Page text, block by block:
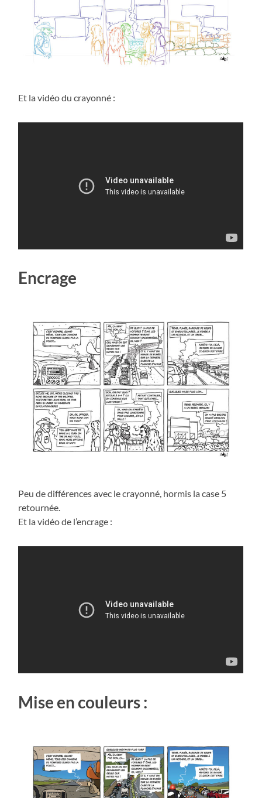
Et la vidéo du crayonné :
Encrage
Peu de différences avec le crayonné, hormis la case 5
retournée.
Et la vidéo de l’encrage :
Mise en couleurs :